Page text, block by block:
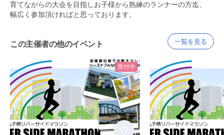
育てながらの大会を目指しお子様から熟練のランナーの方迄、
幅広く参加頂ければと思っております。
この主催者の他のイベント 一覧を見る
受付中